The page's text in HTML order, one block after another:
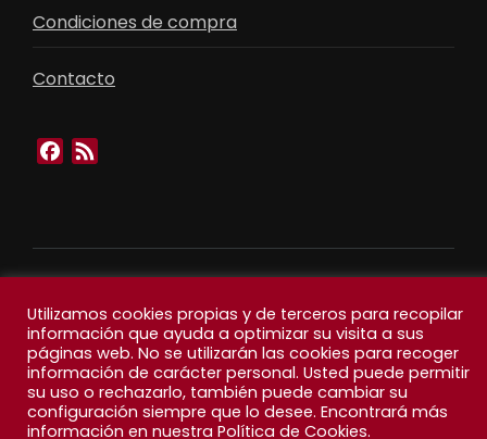
Condiciones de compra
Contacto
Facebook
Utilizamos cookies propias y de terceros para recopilar
información que ayuda a optimizar su visita a sus
páginas web. No se utilizarán las cookies para recoger
información de carácter personal. Usted puede permitir
su uso o rechazarlo, también puede cambiar su
configuración siempre que lo desee. Encontrará más
información en nuestra Política de Cookies.